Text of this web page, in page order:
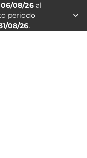
06/08/26 al
periodo
08/26.